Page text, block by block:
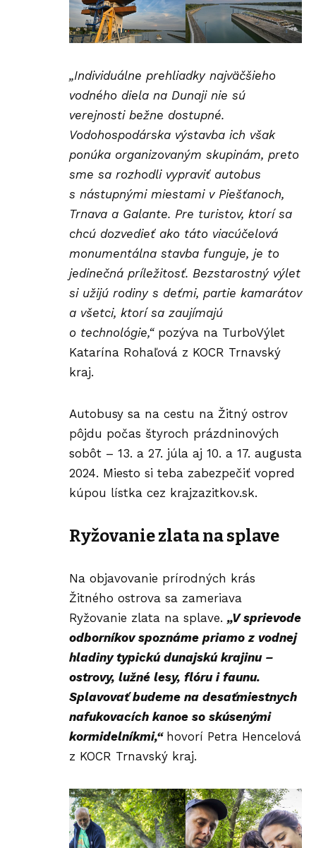
„Individuálne prehliadky najväčšieho
vodného diela na Dunaji nie sú
verejnosti bežne dostupné.
Vodohospodárska výstavba ich však
ponúka organizovaným skupinám, preto
sme sa rozhodli vypraviť autobus
s nástupnými miestami v Piešťanoch,
Trnava a Galante. Pre turistov, ktorí sa
chcú dozvedieť ako táto viacúčelová
monumentálna stavba funguje, je to
jedinečná príležitosť. Bezstarostný výlet
si užijú rodiny s deťmi, partie kamarátov
a všetci, ktorí sa zaujímajú
o technológie,“ pozýva na TurboVýlet
Katarína Rohaľová z KOCR Trnavský
kraj.
Autobusy sa na cestu na Žitný ostrov
pôjdu počas štyroch prázdninových
sobôt – 13. a 27. júla aj 10. a 17. augusta
2024. Miesto si teba zabezpečiť vopred
kúpou lístka cez krajzazitkov.sk.
Ryžovanie zlata na splave
Na objavovanie prírodných krás
Žitného ostrova sa zameriava
Ryžovanie zlata na splave. „V sprievode
odborníkov spoznáme priamo z vodnej
hladiny typickú dunajskú krajinu –
ostrovy, lužné lesy, flóru i faunu.
Splavovať budeme na desaťmiestnych
nafukovacích kanoe so skúsenými
kormidelníkmi,“ hovorí Petra Hencelová
z KOCR Trnavský kraj.